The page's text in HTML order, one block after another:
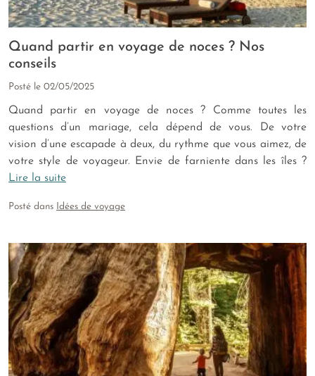
Quand partir en voyage de noces ? Nos
conseils
Posté le 02/05/2025
Quand partir en voyage de noces ? Comme toutes les
questions d’un mariage, cela dépend de vous. De votre
vision d’une escapade à deux, du rythme que vous aimez, de
votre style de voyageur. Envie de farniente dans les îles ?
Lire la suite
Posté dans Idées de voyage